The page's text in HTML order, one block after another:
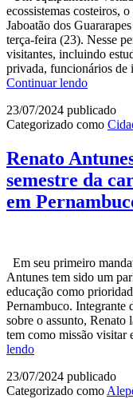
ecossistemas costeiros,
Jaboatão dos
terça-feira (23). Nesse
visitantes, incluindo
privada, funcionários
Continuar lendoEspaço
Marinha
do
dos
dois
meses
e
de
quatro
mil
visitantes
23/07/2024 publicado
Categorizado como
Renato
semestre da
em
Em seu primeiro
Antunes tem sido um
educação como
Pernambuco. Integrante
sobre o assunto, Renato
tem como missão visitar
lendoRenato
faz
balanço
23/07/2024 publicado
Categorizado como